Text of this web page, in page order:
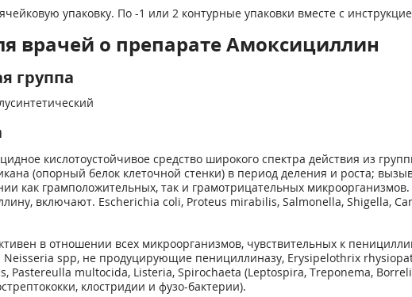
упаковку. По -1 или 2 контурные упаковки вместе с
врачей о препарате Амоксициллин
группа
кислотоустойчивое средство широкого спек­тра действия из
(опорный белок клеточной стенки) в период деления и роста;
как грамположительных, так и грамотрицательных
включают. Escherichia coli, Proteus mirabilis, Salmonella, Shigella,
в отношении всех микроорганизмов, чувствительных к
Neisseria spp, не продуцирующие пенициллиназу, Erysipelothrix
Pastereulla multocida, Listeria, Spirochaeta (Leptospira, Treponema,
клостридии и фузо-бактерии).